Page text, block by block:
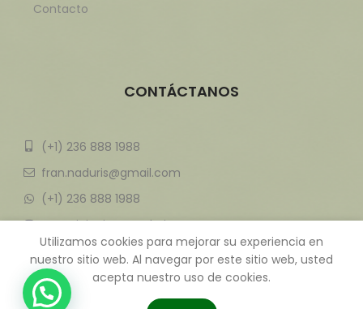
Contacto
CONTÁCTANOS
(+1) 236 888 1988
fran.naduris@gmail.com
(+1) 236 888 1988
@Nutricionista_Naduris
Utilizamos cookies para mejorar su experiencia en
nuestro sitio web. Al navegar por este sitio web, usted
acepta nuestro uso de cookies.